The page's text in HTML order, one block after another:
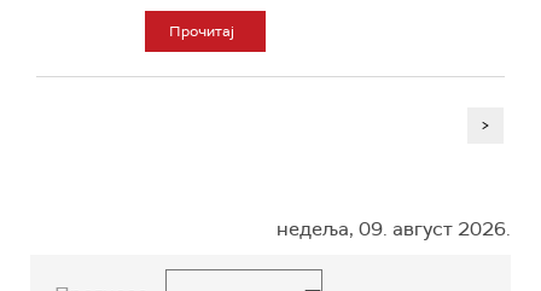
Прочитај
>
недеља, 09. август 2026.